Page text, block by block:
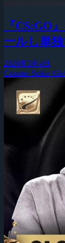
『CS:GO
ールし単
2026年3月4日
Counter-Strike: